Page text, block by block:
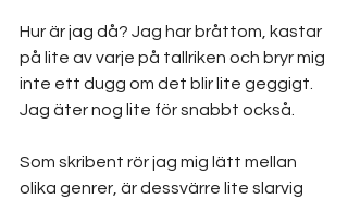
Hur är jag då? Jag har bråttom, kastar
på lite av varje på tallriken och bryr mig
inte ett dugg om det blir lite geggigt.
Jag äter nog lite för snabbt också.
Som skribent rör jag mig lätt mellan
olika genrer, är dessvärre lite slarvig